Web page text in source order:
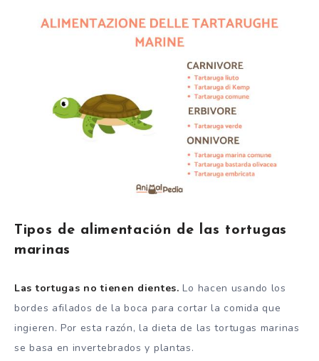
Tipos de alimentación de las tortugas
marinas
Las tortugas no tienen dientes. Lo hacen usando los
bordes afilados de la boca para cortar la comida que
ingieren. Por esta razón, la dieta de las tortugas marinas
se basa en invertebrados y plantas.